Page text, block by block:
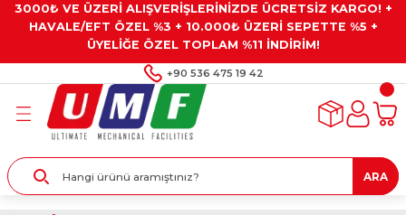
3000₺ VE ÜZERİ ALIŞVERİŞLERİNİZDE ÜCRETSİZ KARGO! +
HAVALE/EFT ÖZEL %3 + 10.000₺ ÜZERİ SEPETTE %5 +
ÜYELİĞE ÖZEL TOPLAM %11 İNDİRİM!
+90 536 475 19 42
Geri Dön
Geri Dön
Geri Dön
Gresler
Geri Dön
ve Alet Setleri
Geri Dön
Taşları ve
ARA